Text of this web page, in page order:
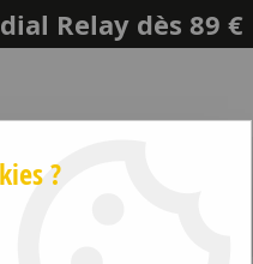
Relay dès 89 €
?